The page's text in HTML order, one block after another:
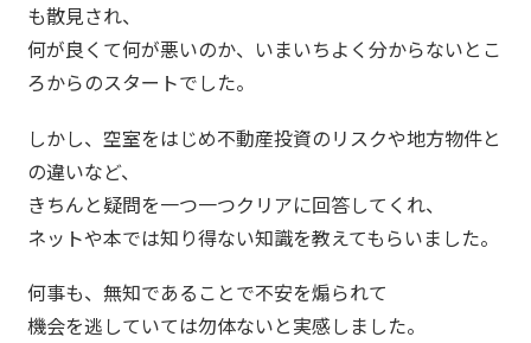
も散見され、
何が良くて何が悪いのか、いまいちよく分からないとこ
ろからのスタートでした。
しかし、空室をはじめ不動産投資のリスクや地方物件と
の違いなど、
きちんと疑問を一つ一つクリアに回答してくれ、
ネットや本では知り得ない知識を教えてもらいました。
何事も、無知であることで不安を煽られて
機会を逃していては勿体ないと実感しました。